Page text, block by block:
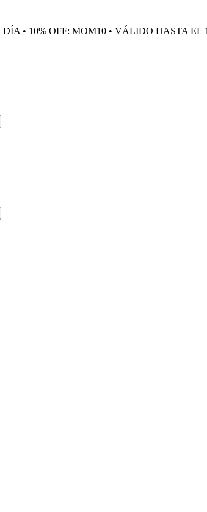
• 10% OFF: MOM10 • VÁLIDO HASTA EL